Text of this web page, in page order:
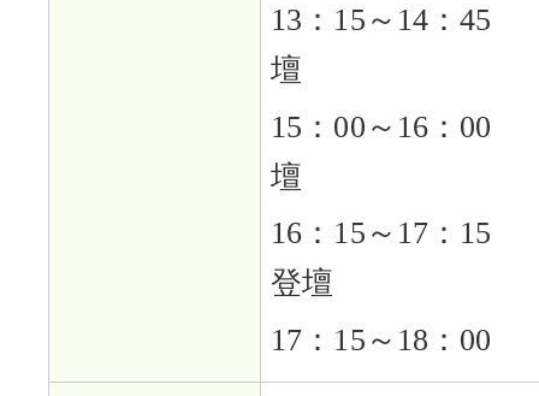
13：15～14：
壇
15：00～16：
壇
16：15～17
登壇
17：15～18：00